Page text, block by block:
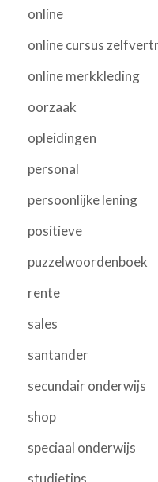
online
online cursus
online merkkleding
oorzaak
opleidingen
personal
persoonlijke lening
positieve
puzzelwoordenboek
rente
sales
santander
secundair onderwijs
shop
speciaal onderwijs
studietips